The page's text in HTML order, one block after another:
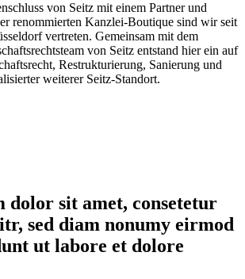
von Seitz mit einem Partner und
renommierten Kanzlei-Boutique sind wir seit
vertreten. Gemeinsam mit dem
von Seitz entstand hier ein auf
Restrukturierung, Sanierung und
weiterer Seitz-Standort.
dolor sit amet, consetetur
sed diam nonumy eirmod
ut labore et dolore